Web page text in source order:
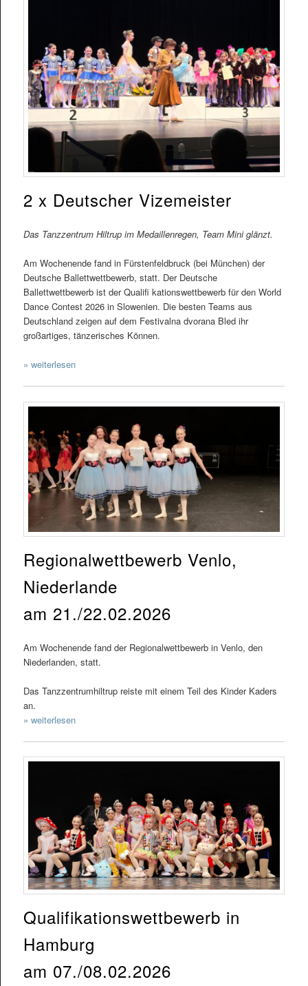
2 x Deutscher Vizemeister
Das Tanzzentrum Hiltrup im Medaillenregen, Team Mini glänzt.
Am Wochenende fand in Fürstenfeldbruck (bei München) der
Deutsche Ballettwettbewerb, statt. Der Deutsche
Ballettwettbewerb ist der Qualifi kationswettbewerb für den World
Dance Contest 2026 in Slowenien. Die besten Teams aus
Deutschland zeigen auf dem Festivalna dvorana Bled ihr
großartiges, tänzerisches Können.
» weiterlesen
Regionalwettbewerb Venlo,
Niederlande
am 21./22.02.2026
Am Wochenende fand der Regionalwettbewerb in Venlo, den
Niederlanden, statt.
Das Tanzzentrumhiltrup reiste mit einem Teil des Kinder Kaders
an.
» weiterlesen
Qualifikationswettbewerb in
Hamburg
am 07./08.02.2026